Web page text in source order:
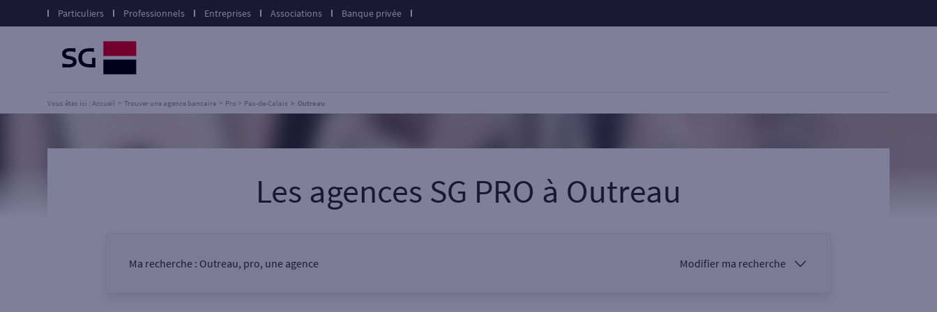
Particuliers Professionnels Entreprises Associations Banque privée
Vous êtes ici : Accueil Trouver une agence bancaire Pro Pas-de-Calais Outreau
Les agences SG PRO à Outreau
Ma recherche : Outreau, pro, une agence Modifier ma recherche